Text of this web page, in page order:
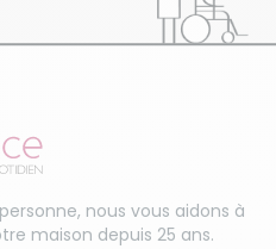
nous vous aidons à
maison depuis 25 ans.